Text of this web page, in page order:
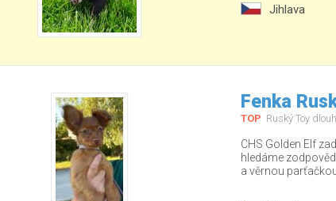
Jihlava
Fenka
TOP Ruský Toy
CHS Golden Elf
hledáme
a věrnou